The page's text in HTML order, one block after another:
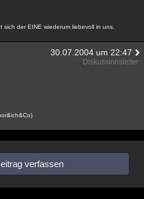
der EINE wiederum liebevoll in uns.
30.07.2004 um 22:47
Diskussionsleiter
verfassen